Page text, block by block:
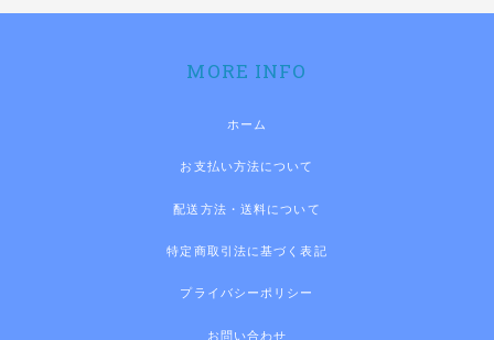
MORE INFO
ホーム
お支払い方法について
配送方法・送料について
特定商取引法に基づく表記
プライバシーポリシー
お問い合わせ